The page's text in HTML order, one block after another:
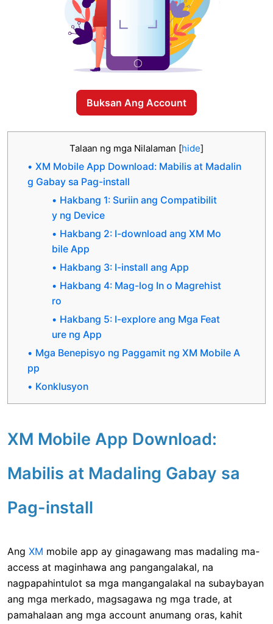
Buksan Ang Account
Talaan ng mga Nilalaman [hide]
XM Mobile App Download: Mabilis at Madalin
g Gabay sa Pag-install
Hakbang 1: Suriin ang Compatibilit
y ng Device
Hakbang 2: I-download ang XM Mo
bile App
Hakbang 3: I-install ang App
Hakbang 4: Mag-log In o Magrehist
ro
Hakbang 5: I-explore ang Mga Feat
ure ng App
Mga Benepisyo ng Paggamit ng XM Mobile A
pp
Konklusyon
XM Mobile App Download:
Mabilis at Madaling Gabay sa
Pag-install
Ang XM mobile app ay ginagawang mas madaling ma-
access at maginhawa ang pangangalakal, na
nagpapahintulot sa mga mangangalakal na subaybayan
ang mga merkado, magsagawa ng mga trade, at
pamahalaan ang mga account anumang oras, kahit